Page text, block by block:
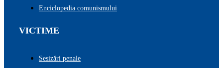
Enciclopedia comunismului
VICTIME
Sesizări penale